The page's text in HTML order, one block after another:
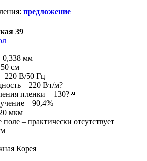
: предложение
39
0,338 мм
см
220 В/50 Гц
– 220 Вт/м?
пленки – 130?
– 90,4%
мкм
– практически отсутствует
Корея